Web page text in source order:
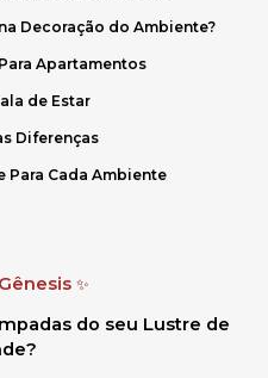
Decoração do Ambiente?
Apartamentos
de Estar
Diferenças
Para Cada Ambiente
✨
do seu Lustre de